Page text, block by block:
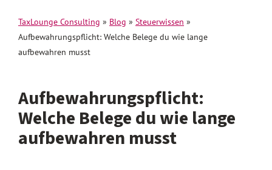
TaxLounge Consulting » Blog » Steuerwissen »
Aufbewahrungspflicht: Welche Belege du wie lange
aufbewahren musst
Aufbewahrungspflicht:
Welche Belege du wie lange
aufbewahren musst